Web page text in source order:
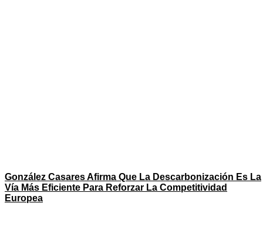
González Casares Afirma Que La Descarbonización Es La
Vía Más Eficiente Para Reforzar La Competitividad
Europea